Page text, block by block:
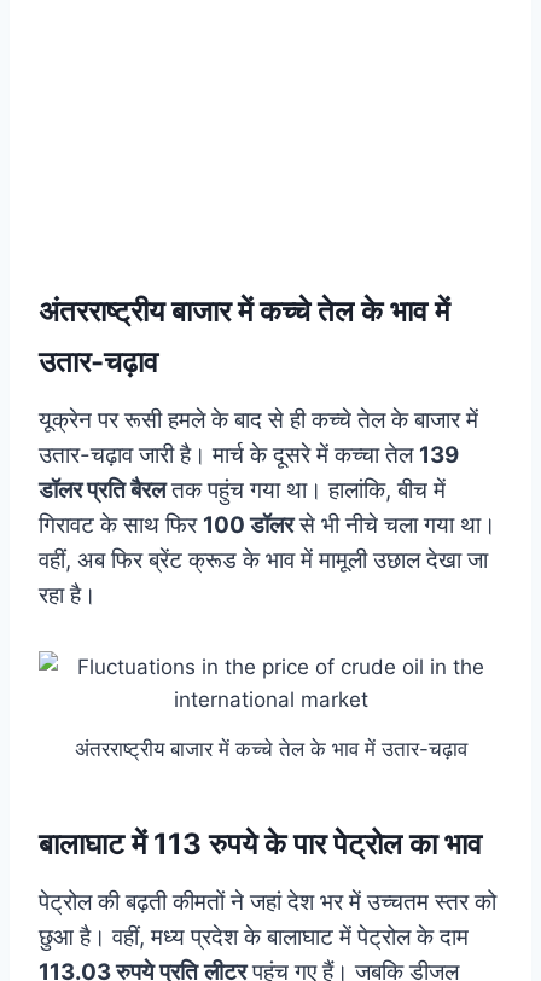
अंतरराष्ट्रीय बाजार में कच्चे तेल के भाव में
उतार-चढ़ाव
यूक्रेन पर रूसी हमले के बाद से ही कच्चे तेल के बाजार में
उतार-चढ़ाव जारी है। मार्च के दूसरे में कच्चा तेल 139
डॉलर प्रति बैरलतक पहुंच गया था। हालांकि, बीच में
गिरावट के साथ फिर 100 डॉलरसे भी नीचे चला गया था।
वहीं, अब फिर ब्रेंट क्रूड के भाव में मामूली उछाल देखा जा
रहा है।
अंतरराष्ट्रीय बाजार में कच्चे तेल के भाव में उतार-चढ़ाव
बालाघाट में 113 रुपये के पार पेट्रोल का भाव
पेट्रोल की बढ़ती कीमतों ने जहां देश भर में उच्चतम स्तर को
छुआ है। वहीं, मध्य प्रदेश के बालाघाट में पेट्रोल के दाम
113.03 रुपये प्रति लीटरपहुंच गए हैं। जबकि डीजल